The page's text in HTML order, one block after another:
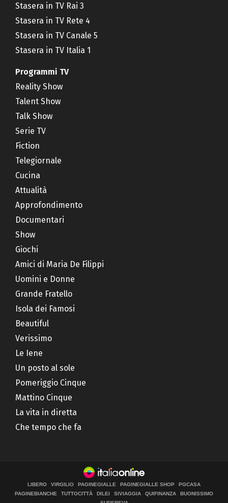
Stasera in TV Rai 3
Stasera in TV Rete 4
Stasera in TV Canale 5
Stasera in TV Italia 1
Programmi TV
Reality Show
Talent Show
Talk Show
Serie TV
Fiction
Telegiornale
Cucina
Attualità
Approfondimento
Documentari
Show
Giochi
Amici di Maria De Filippi
Uomini e Donne
Grande Fratello
Isola dei Famosi
Beautiful
Verissimo
Le Iene
Un posto al sole
Pomeriggio Cinque
Mattino Cinque
La vita in diretta
Che tempo che fa
LIBERO VIRGILIO PAGINEGIALLE PAGINEGIALLE SHOP
PGCASA
PAGINEBIANCHE
TUTTOCITTÀ DILEI SIVIAGGIA QUIFINANZA
BUONISSIMO